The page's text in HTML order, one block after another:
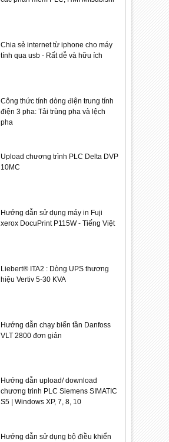
Chia sẻ internet từ iphone cho máy
tính qua usb - Rất dễ và hữu ích
Công thức tính dòng điện trung tính
điện 3 pha: Tải trùng pha và lệch
pha
Upload chương trình PLC Delta DVP
10MC
Hướng dẫn sử dụng máy in Fuji
xerox DocuPrint P115W - Tiếng Việt
Liebert® ITA2 : Dòng UPS thương
hiệu Vertiv 5-30 KVA
Hướng dẫn chạy biến tần Danfoss
VLT 2800 đơn giản
Hướng dẫn upload/ download
chương trinh PLC Siemens SIMATIC
S5 | Windows XP, 7, 8, 10
Hướng dẫn sử dụng bộ điều khiển